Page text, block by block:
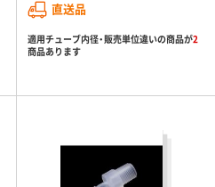
直送品
適用チューブ内径・販売単位違いの商品が2
商品あります